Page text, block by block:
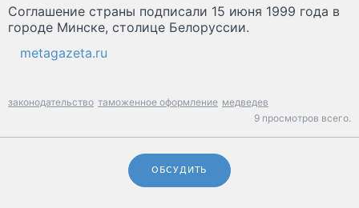
Соглашение страны подписали 15 июня 1999 года в
городе Минске, столице Белоруссии.
metagazeta.ru
законодательство таможенное оформление медведев
9 просмотров всего.
ОБСУДИТЬ